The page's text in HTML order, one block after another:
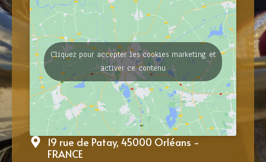
Cliquez pour accepter les cookies marketing et
activer ce contenu
19 rue de Patay, 45000 Orléans -
FRANCE